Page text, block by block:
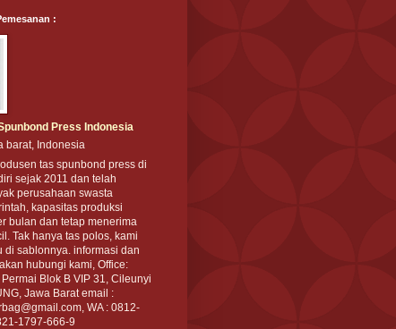
:
Press Indonesia
barat, Indonesia
tas spunbond press di
sejak 2011 dan telah
perusahaan swasta
kapasitas produksi
bulan dan tetap menerima
Tak hanya tas polos, kami
di sablonnya. informasi dan
hubungi kami, Office:
Blok B VIP 31, Cileunyi
Jawa Barat email :
WA : 0812-
1797-666-9